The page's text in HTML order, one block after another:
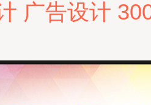
广告设计